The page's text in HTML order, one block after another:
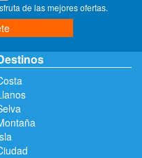
de las mejores ofertas.